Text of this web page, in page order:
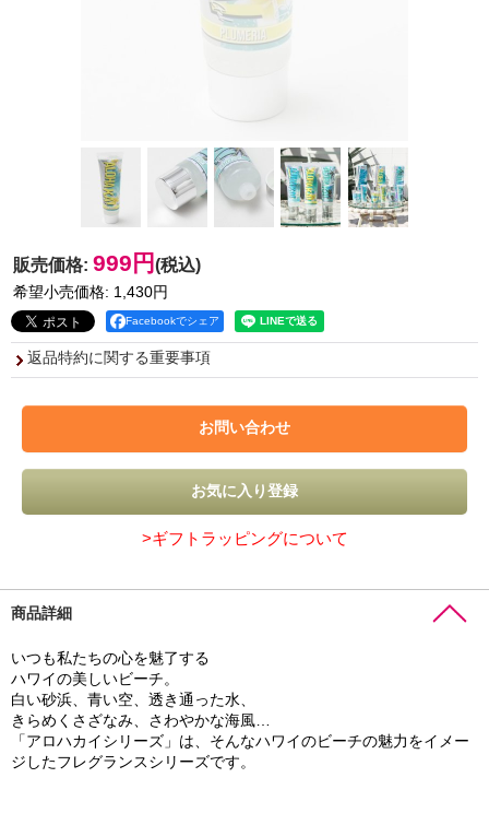
販売価格: 999円 (税込)
希望小売価格: 1,430円
Facebookでシェア
返品特約に関する重要事項
>ギフトラッピングについて
商品詳細
いつも私たちの心を魅了する
ハワイの美しいビーチ。
白い砂浜、青い空、透き通った水、
きらめくさざなみ、さわやかな海風…
「アロハカイシリーズ」は、そんなハワイのビーチの魅力をイメー
ジしたフレグランスシリーズです。